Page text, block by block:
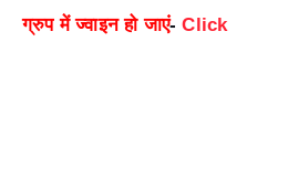
ग्रुप में ज्वाइन हो जाएं-Click